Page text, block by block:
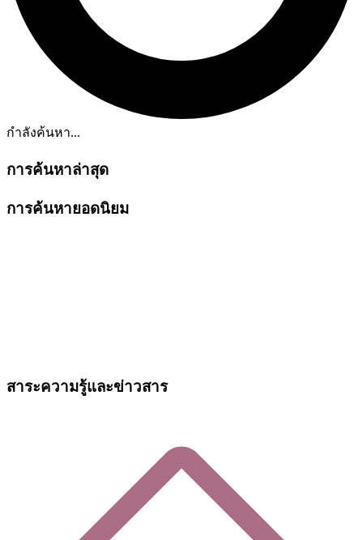
กำลังค้นหา...
การค้นหาล่าสุด
การค้นหายอดนิยม
สาระความรู้และข่าวสาร